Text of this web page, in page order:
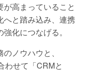
高まっていること
へと踏み込み、連携
化につなげる。
ノウハウと、
わせて「CRMと